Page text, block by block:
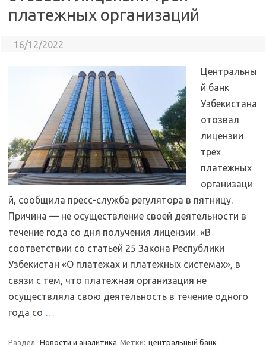
платежных организаций
16/12/2022
Центральны
й банк
Узбекистана
отозвал
лицензии
трех
платежных
организаци
й, сообщила пресс-служба регулятора в пятницу.
Причина — не осуществление своей деятельности в
течение года со дня получения лицензии. «В
соответствии со статьей 25 Закона Республики
Узбекистан «О платежах и платежных системах», в
связи с тем, что платежная организация не
осуществляла свою деятельность в течение одного
года со …
Раздел: Новости и аналитика Метки: центральный банк